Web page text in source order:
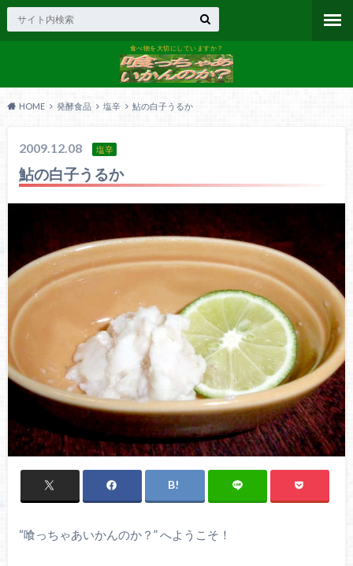
食べ物を大切にしていますか？
HOME 発酵食品 塩辛 鮎の白子うるか
2009.12.08 塩辛
鮎の白子うるか
“喰っちゃあいかんのか？” へようこそ！